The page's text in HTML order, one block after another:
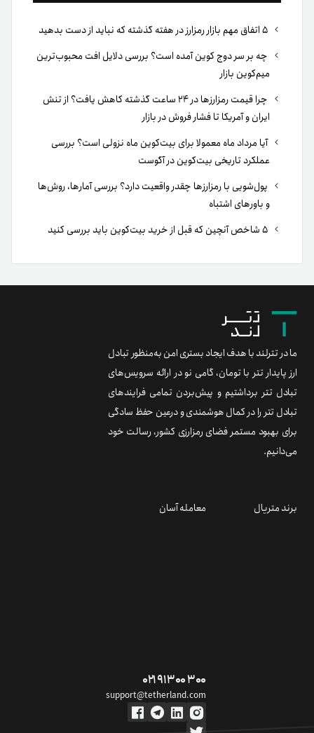
چه بر سر دوج کوین آمده است؟ بررسی دلایل افت محبوب‌ترین
میم‌کوین بازار
چرا قیمت رمزارزها در ۲۴ ساعت گذشته کاهش یافت؟ از تنش
ایران و آمریکا تا فشار فروش در بازار
آیا مرداد ماه معمولا برای بیت‌کوین ماه نزولی است؟ بررسی
عملکرد تاریخی بیت‌کوین در آگوست
پول‌شویی با رمزارزها چقدر واقعیت دارد؟ بررسی آمارها، روش‌ها
و باورهای اشتباه
ما در تترلند با هدف ایجاد بستری امن به‌منظور تبادل
ارز پایدار تتر با تومان، گامی نو در ارائه سرویس‌های
تبادل تتر برداشتیم و پیش‌بردن تمامی فرایندهای
تبادل تتر را در کمال هوشمندی و درعین حفظ سادگی
برای بهبود مستمر فضای رمزارزی کشور، رسالت خود
می‌دانیم.
برند متریال معامله آسان
۰۲۱ ۹۱ ۳۰۰ ۳۰۰
support@tetherland.com